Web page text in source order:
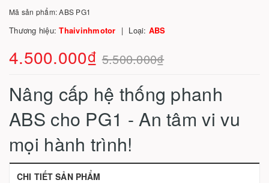
Mã sản phẩm:ABS PG1
Thương hiệu:Thaivinhmotor Loại: ABS
4.500.000₫ 5.500.000₫
Nâng cấp hệ thống phanh
ABS cho PG1 - An tâm vi vu
mọi hành trình!
CHI TIẾT SẢN PHẨM